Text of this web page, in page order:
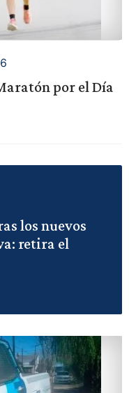
por el Día
los nuevos
retira el